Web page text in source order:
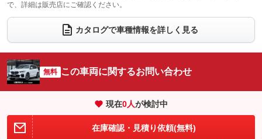
ウォークスルー
：装備なし
電動リアゲート フロントカメラ
：装備あり
：装備なし ：装備あり
サイドカメラ
：装備あり ルーフレール
：装備あり
：装備なし
：装備なし
で、詳細は販売店にご確認ください。
カタログで車種情報を詳しく見る
無料 この車両に関するお問い合わせ
現在0人が検討中
在庫確認・見積り依頼(無料)